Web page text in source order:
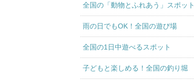
全国の「動物とふれあう」スポット
雨の日でもOK！全国の遊び場
全国の1日中遊べるスポット
子どもと楽しめる！全国の釣り堀